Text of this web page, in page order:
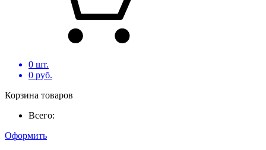
0 шт.
0 руб.
Корзина товаров
Всего:
Оформить